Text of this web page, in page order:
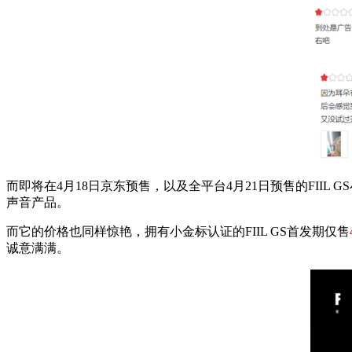
而即将在4月18日京东预售，以及全平台4月21日预售的FIIL
声音产品。
而它的价格也同样惊艳，拥有小金标认证的FIIL GS首发期仅售
诚意满满。